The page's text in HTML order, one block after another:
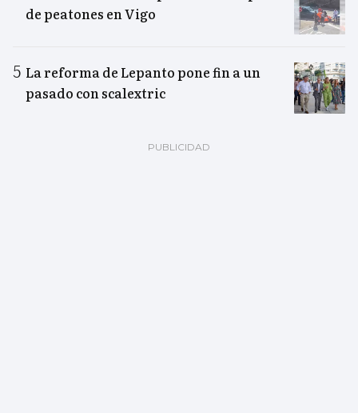
de peatones en Vigo
La reforma de Lepanto pone fin a un
pasado con scalextric